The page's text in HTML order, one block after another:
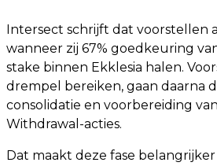
Intersect schrijft dat voorstellen
wanneer zij 67% goedkeuring
stake binnen Ekklesia halen.
drempel bereiken, gaan daarna
consolidatie en voorbereiding
Withdrawal-acties.
Dat maakt deze fase